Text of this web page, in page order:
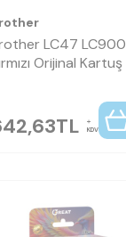
LC47 LC900
Orijinal Kartuş
TL KDV